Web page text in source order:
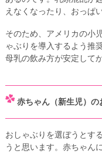
えなくなったり、おっぱ
そのため、アメリカの小
ゃぶりを導入するよう推
母乳の飲み方が安定して
赤ちゃん（新生児）の
おしゃぶりを選ぼうとす
うと思います。赤ちゃん